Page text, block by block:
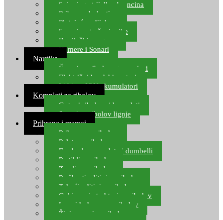
Spinning strijelke, brancina
Pribor za bolentino
Plutajuća odijela
Sonari za traženje ribe
Ronilački program
Kamere i Sonari
Nautika
Čamci za ribolov, gumenjaci
Električni brodski motori
Lithium ION akumulatori
Kompleti za ribolov
Gotovi ribolovni kompleti
Setovi za ribolov lignje
Prihrana i mamci
Prihrana za ribolov
Pelete za ribolov
Feeder lovne pelete i dumbelli
Partikli za ribolov
Zemlja za ribolov
Praškasti aditivi za ribolov
Tekući aditivi za ribolov
Gel i sprej atraktori za ribolov
Lovni kukuruz za ribolov
Živi mamci za ribolov